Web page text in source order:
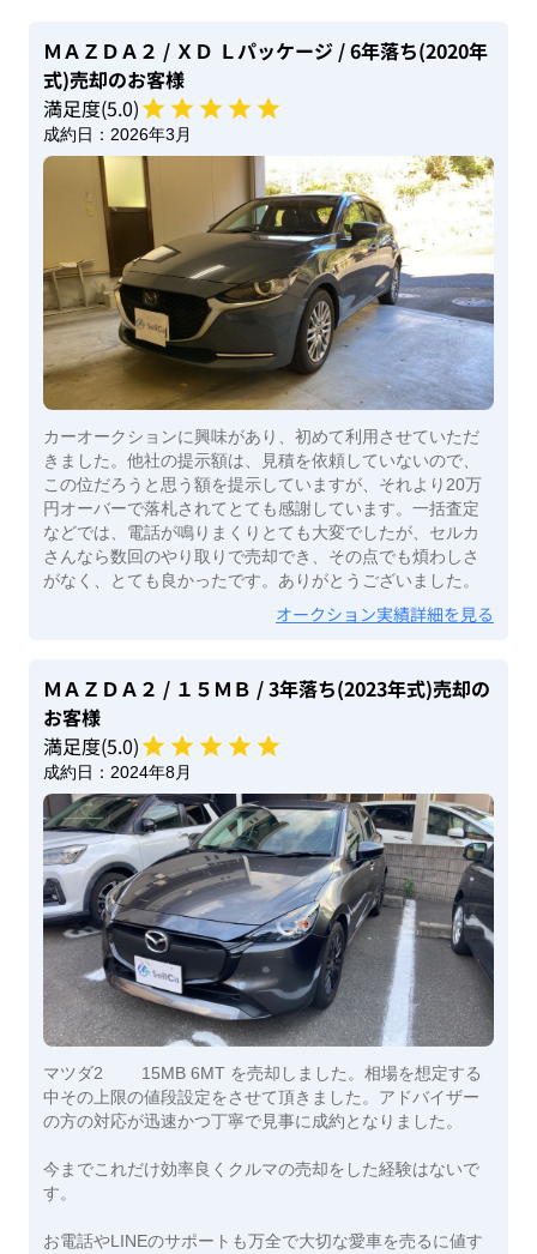
ＭＡＺＤＡ２ / ＸＤ Ｌパッケージ / 6年落ち(2020年
式)売却のお客様
満足度(5.0)
成約日： 2026年3月
カーオークションに興味があり、初めて利用させていただ
きました。他社の提示額は、見積を依頼していないので、
この位だろうと思う額を提示していますが、それより20万
円オーバーで落札されてとても感謝しています。一括査定
などでは、電話が鳴りまくりとても大変でしたが、セルカ
さんなら数回のやり取りで売却でき、その点でも煩わしさ
がなく、とても良かったです。ありがとうございました。
オークション実績詳細を見る
ＭＡＺＤＡ２ / １５ＭＢ / 3年落ち(2023年式)売却の
お客様
満足度(5.0)
成約日： 2024年8月
マツダ2 15MB 6MT を売却しました。相場を想定する
中その上限の値段設定をさせて頂きました。アドバイザー
の方の対応が迅速かつ丁寧で見事に成約となりました。
今までこれだけ効率良くクルマの売却をした経験はないで
す。
お電話やLINEのサポートも万全で大切な愛車を売るに値す